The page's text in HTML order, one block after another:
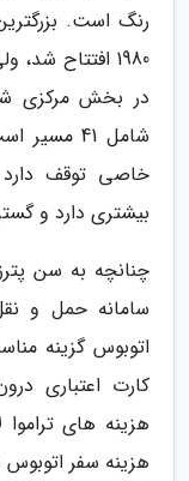
رنگ است.
1980 افتتاح
در بخش مرکزی
شامل 41
خاصی توقف
بیشتری دارد و
چنانچه به سن
سامانه حمل و
اتوبوس گزینه
کارت اعتباری
هزینه های
هزینه سفر اتوبوس های